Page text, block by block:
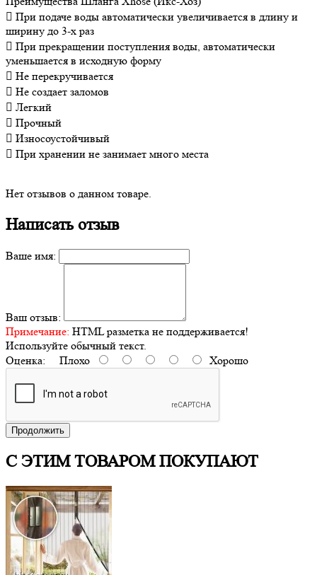
 При подаче воды автоматически увеличивается в длину и
ширину до 3-х раз
 При прекращении поступления воды, автоматически
уменьшается в исходную форму
 Не перекручивается
 Не создает заломов
 Легкий
 Прочный
 Износоустойчивый
 При хранении не занимает много места
Нет отзывов о данном товаре.
Написать отзыв
Ваше имя:
Ваш отзыв:
Примечание: HTML разметка не поддерживается!
Используйте обычный текст.
Оценка: Плохо Хорошо
Продолжить
С ЭТИМ ТОВАРОМ ПОКУПАЮТ